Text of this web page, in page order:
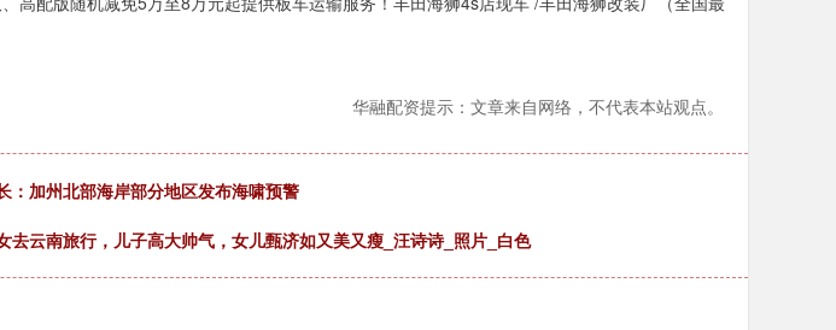
华融配资提示：文章来自网络，不代表本站观点。
：加州北部海岸部分地区发布海啸预警
去云南旅行，儿子高大帅气，女儿甄济如又美又瘦_汪诗诗_照片_白色